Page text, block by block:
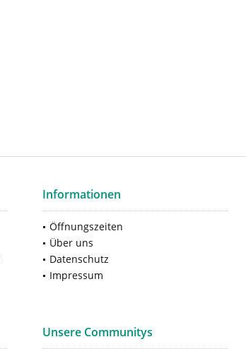
Informationen
Öffnungszeiten
Über uns
Datenschutz
Impressum
Unsere Communitys